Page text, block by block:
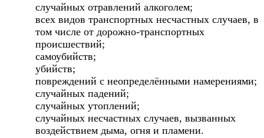
случайных отравлений алкоголем;
всех видов транспортных несчастных случаев, в
том числе от дорожно-транспортных
происшествий;
самоубийств;
убийств;
повреждений с неопределёнными намерениями;
случайных падений;
случайных утоплений;
случайных несчастных случаев, вызванных
воздействием дыма, огня и пламени.